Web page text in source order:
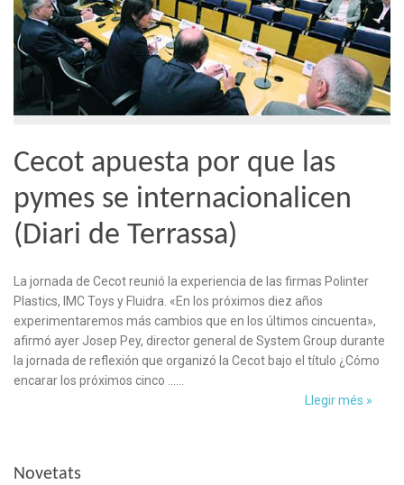
Cecot apuesta por que las
pymes se internacionalicen
(Diari de Terrassa)
La jornada de Cecot reunió la experiencia de las firmas Polinter
Plastics, IMC Toys y Fluidra. «En los próximos diez años
experimentaremos más cambios que en los últimos cincuenta»,
afirmó ayer Josep Pey, director general de System Group durante
la jornada de reflexión que organizó la Cecot bajo el título ¿Cómo
encarar los próximos cinco ……
Llegir més »
Novetats